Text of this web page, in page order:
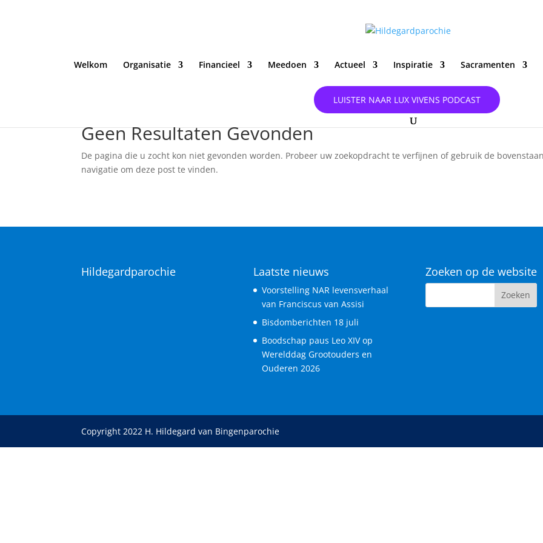
Welkom Organisatie Financieel Meedoen Actueel Inspiratie Sacramenten
LUISTER NAAR LUX VIVENS PODCAST
Geen Resultaten Gevonden
De pagina die u zocht kon niet gevonden worden. Probeer uw zoekopdracht te verfijnen of gebruik de
navigatie om deze post te vinden.
Hildegardparochie Laatste nieuws
Voorstelling NAR levensverhaal
van Franciscus van Assisi
Bisdomberichten 18 juli
Boodschap paus Leo XIV op
Werelddag Grootouders en
Ouderen 2026
Zoeken op de website
Copyright 2022 H. Hildegard van Bingenparochie